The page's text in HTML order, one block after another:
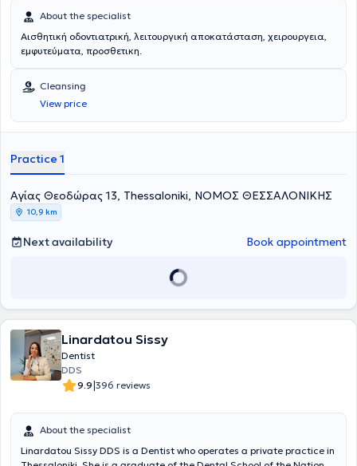
About the specialist
Αισθητική οδοντιατρική, λειτουργική αποκατάσταση, χειρουργεια,
εμφυτεύματα, προσθετικη.
Cleansing
View price
Practice 1
Aγίας Θεοδώρας 13, Thessaloniki, ΝΟΜΟΣ ΘΕΣΣΑΛΟΝΙΚΗΣ
10,9 km
Next availability Book appointment
Linardatou Sissy
Dentist
DDS
9.9|396 reviews
About the specialist
Linardatou Sissy DDS is a Dentist who operates a private practice in